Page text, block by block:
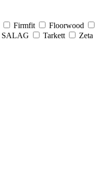
Firmfit
Floorwood
SALAG Tarkett
Zeta